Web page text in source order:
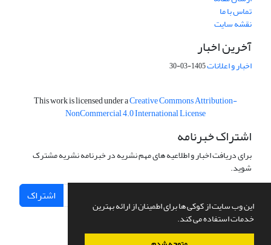
این وب سایت از کوکی ها برای اطمینان از ارائه بهترین
خدمات استفاده می کند.
تماس با ما
نقشه سایت
آخرین اخبار
اخبار و اعلانات1405-03-30
This work is licensed under aCreative Commons Attribution-
NonCommercial 4.0 International License
اشتراک خبرنامه
برای دریافت اخبار و اطلاعیه های مهم نشریه در خبرنامه نشریه مشترک
شوید.
اشتراک